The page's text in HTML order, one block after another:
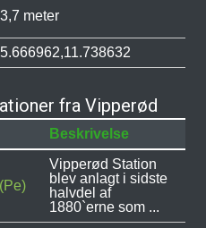
meter
fra Vipperød
Beskrivelse
Vipperød Station
blev anlagt i sidste
halvdel af
1880`erne som ...